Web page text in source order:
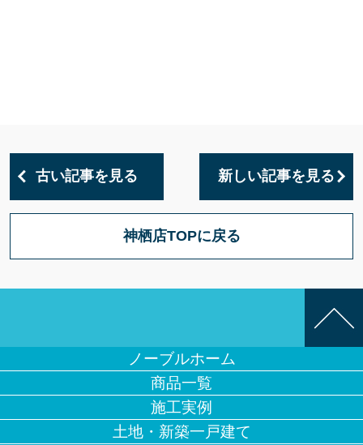
古い記事を見る 新しい記事を見る
神栖店TOPに戻る
ノーブルホーム
商品一覧
施工実例
土地・新築一戸建て